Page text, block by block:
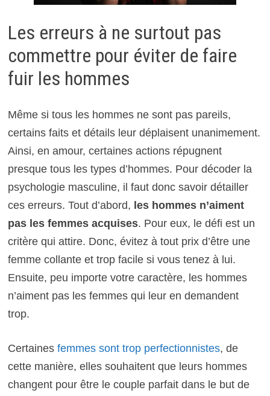
Les erreurs à ne surtout pas
commettre pour éviter de faire
fuir les hommes
Même si tous les hommes ne sont pas pareils,
certains faits et détails leur déplaisent unanimement.
Ainsi, en amour, certaines actions répugnent
presque tous les types d’hommes. Pour décoder la
psychologie masculine, il faut donc savoir détailler
ces erreurs. Tout d’abord, les hommes n’aiment
pas les femmes acquises. Pour eux, le défi est un
critère qui attire. Donc, évitez à tout prix d’être une
femme collante et trop facile si vous tenez à lui.
Ensuite, peu importe votre caractère, les hommes
n’aiment pas les femmes qui leur en demandent
trop.
Certaines femmes sont trop perfectionnistes, de
cette manière, elles souhaitent que leurs hommes
changent pour être le couple parfait dans le but de